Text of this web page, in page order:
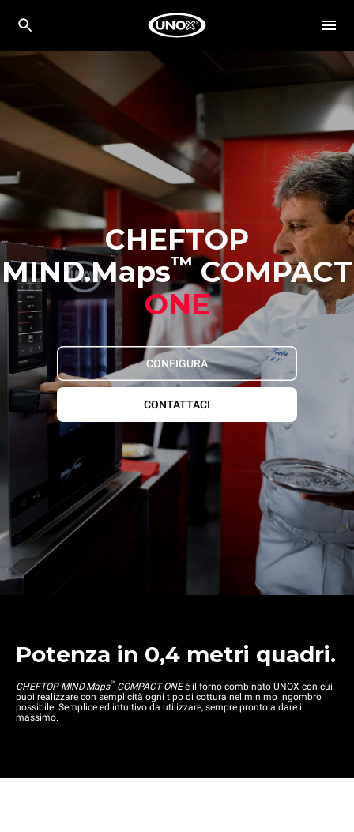
CHEFTOP
MIND.Maps™ COMPACT
ONE
CONFIGURA
CONTATTACI
Potenza in 0,4 metri quadri.
CHEFTOP MIND.Maps™ COMPACT ONEè il forno combinato UNOX con cui
puoi realizzare con semplicità ogni tipo di cottura nel minimo ingombro
possibile. Semplice ed intuitivo da utilizzare, sempre pronto a dare il
massimo.